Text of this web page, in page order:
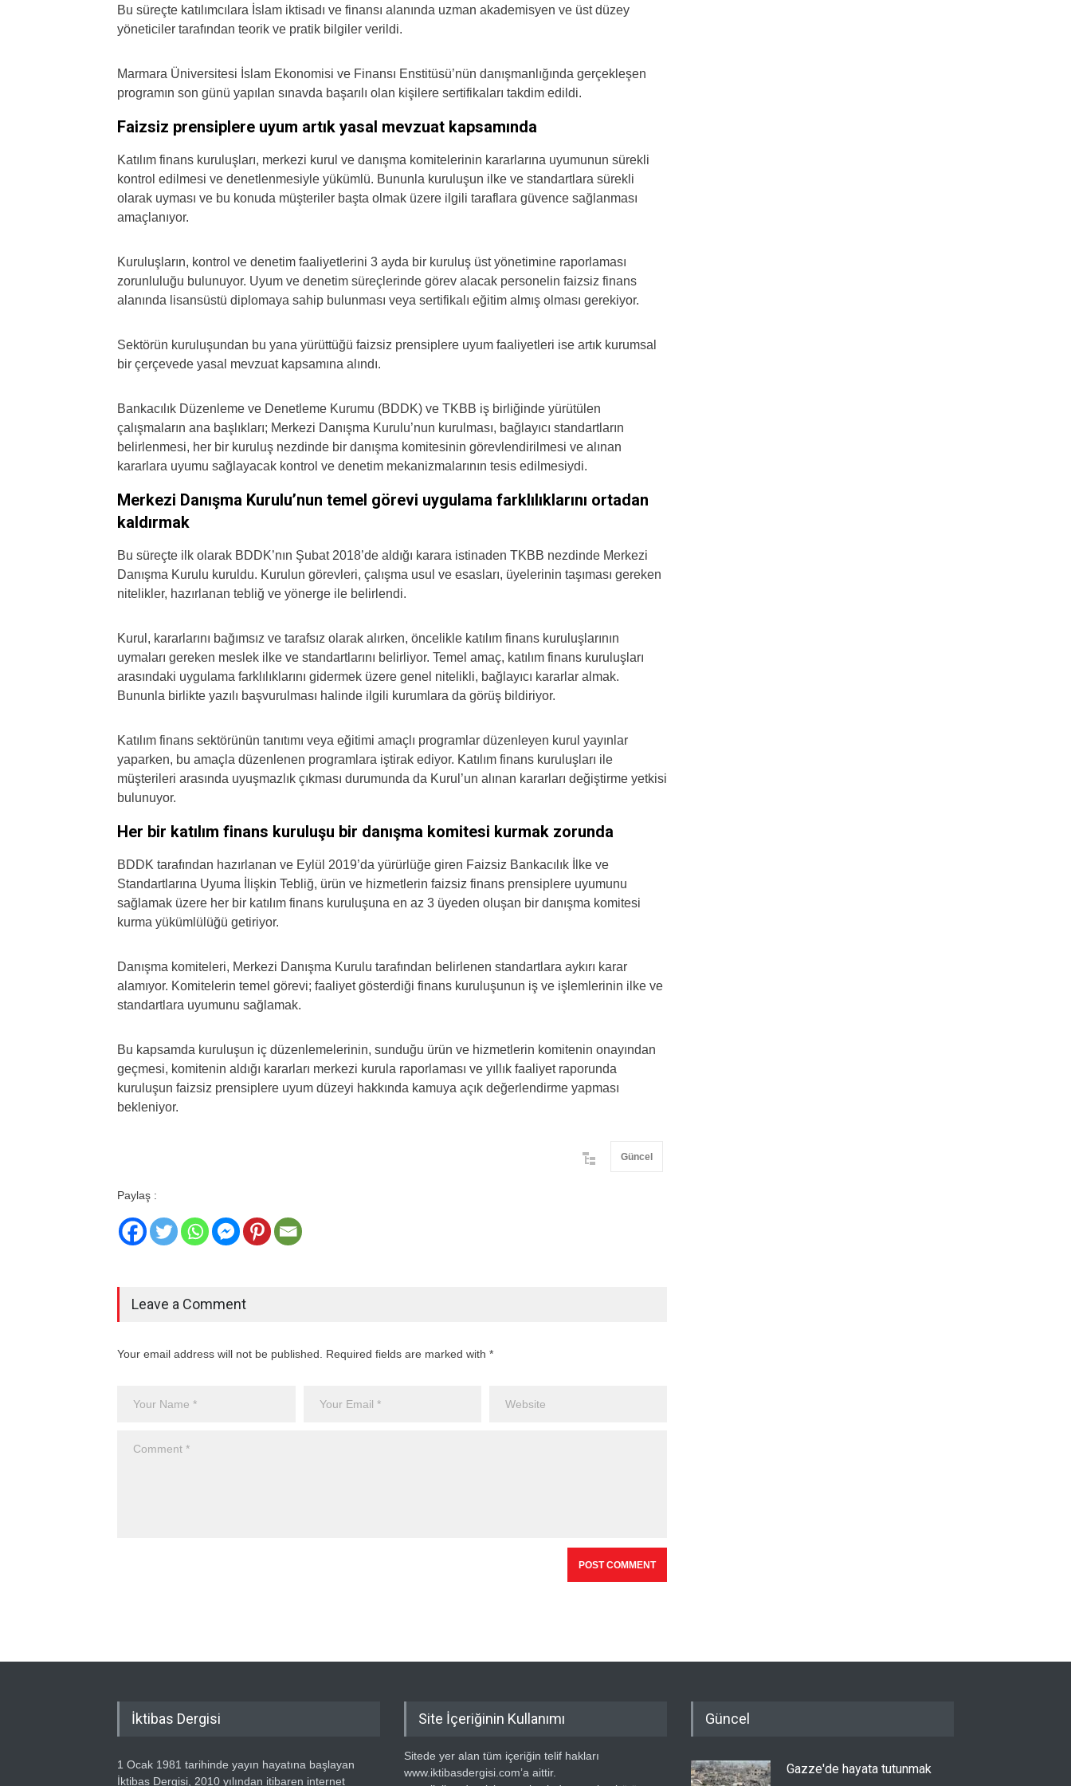
Bu süreçte katılımcılara İslam iktisadı ve finansı alanında uzman akademisyen ve üst düzey
yöneticiler tarafından teorik ve pratik bilgiler verildi.
Marmara Üniversitesi İslam Ekonomisi ve Finansı Enstitüsü’nün danışmanlığında gerçekleşen
programın son günü yapılan sınavda başarılı olan kişilere sertifikaları takdim edildi.
Faizsiz prensiplere uyum artık yasal mevzuat kapsamında
Katılım finans kuruluşları, merkezi kurul ve danışma komitelerinin kararlarına uyumunun sürekli
kontrol edilmesi ve denetlenmesiyle yükümlü. Bununla kuruluşun ilke ve standartlara sürekli
olarak uyması ve bu konuda müşteriler başta olmak üzere ilgili taraflara güvence sağlanması
amaçlanıyor.
Kuruluşların, kontrol ve denetim faaliyetlerini 3 ayda bir kuruluş üst yönetimine raporlaması
zorunluluğu bulunuyor. Uyum ve denetim süreçlerinde görev alacak personelin faizsiz finans
alanında lisansüstü diplomaya sahip bulunması veya sertifikalı eğitim almış olması gerekiyor.
Sektörün kuruluşundan bu yana yürüttüğü faizsiz prensiplere uyum faaliyetleri ise artık kurumsal
bir çerçevede yasal mevzuat kapsamına alındı.
Bankacılık Düzenleme ve Denetleme Kurumu (BDDK) ve TKBB iş birliğinde yürütülen
çalışmaların ana başlıkları; Merkezi Danışma Kurulu’nun kurulması, bağlayıcı standartların
belirlenmesi, her bir kuruluş nezdinde bir danışma komitesinin görevlendirilmesi ve alınan
kararlara uyumu sağlayacak kontrol ve denetim mekanizmalarının tesis edilmesiydi.
Merkezi Danışma Kurulu’nun temel görevi uygulama farklılıklarını ortadan
kaldırmak
Bu süreçte ilk olarak BDDK’nın Şubat 2018’de aldığı karara istinaden TKBB nezdinde Merkezi
Danışma Kurulu kuruldu. Kurulun görevleri, çalışma usul ve esasları, üyelerinin taşıması gereken
nitelikler, hazırlanan tebliğ ve yönerge ile belirlendi.
Kurul, kararlarını bağımsız ve tarafsız olarak alırken, öncelikle katılım finans kuruluşlarının
uymaları gereken meslek ilke ve standartlarını belirliyor. Temel amaç, katılım finans kuruluşları
arasındaki uygulama farklılıklarını gidermek üzere genel nitelikli, bağlayıcı kararlar almak.
Bununla birlikte yazılı başvurulması halinde ilgili kurumlara da görüş bildiriyor.
Katılım finans sektörünün tanıtımı veya eğitimi amaçlı programlar düzenleyen kurul yayınlar
yaparken, bu amaçla düzenlenen programlara iştirak ediyor. Katılım finans kuruluşları ile
müşterileri arasında uyuşmazlık çıkması durumunda da Kurul’un alınan kararları değiştirme yetkisi
bulunuyor.
Her bir katılım finans kuruluşu bir danışma komitesi kurmak zorunda
BDDK tarafından hazırlanan ve Eylül 2019’da yürürlüğe giren Faizsiz Bankacılık İlke ve
Standartlarına Uyuma İlişkin Tebliğ, ürün ve hizmetlerin faizsiz finans prensiplere uyumunu
sağlamak üzere her bir katılım finans kuruluşuna en az 3 üyeden oluşan bir danışma komitesi
kurma yükümlülüğü getiriyor.
Danışma komiteleri, Merkezi Danışma Kurulu tarafından belirlenen standartlara aykırı karar
alamıyor. Komitelerin temel görevi; faaliyet gösterdiği finans kuruluşunun iş ve işlemlerinin ilke ve
standartlara uyumunu sağlamak.
Bu kapsamda kuruluşun iç düzenlemelerinin, sunduğu ürün ve hizmetlerin komitenin onayından
geçmesi, komitenin aldığı kararları merkezi kurula raporlaması ve yıllık faaliyet raporunda
kuruluşun faizsiz prensiplere uyum düzeyi hakkında kamuya açık değerlendirme yapması
bekleniyor.
Güncel
Paylaş :
Leave a Comment
Your email address will not be published. Required fields are marked with *
İktibas Dergisi
1 Ocak 1981 tarihinde yayın hayatına başlayan
İktibas Dergisi, 2010 yılından itibaren internet
Site İçeriğinin Kullanımı
Sitede yer alan tüm içeriğin telif hakları
www.iktibasdergisi.com’a aittir.
Güncel
Gazze'de hayata tutunmak